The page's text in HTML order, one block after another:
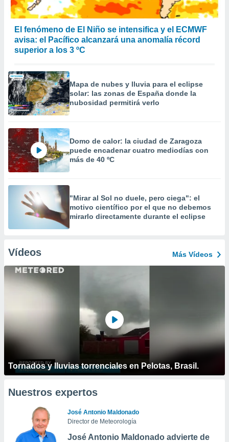
El fenómeno de El Niño se intensifica y el ECMWF
avisa: el Pacífico alcanzará una anomalía récord
superior a los 3 ºC
Mapa de nubes y lluvia para el eclipse
solar: las zonas de España donde la
nubosidad permitirá verlo
Domo de calor: la ciudad de Zaragoza
puede encadenar cuatro mediodías con
más de 40 ºC
"Mirar al Sol no duele, pero ciega": el
motivo científico por el que no debemos
mirarlo directamente durante el eclipse
Vídeos Más Vídeos
Tornados y lluvias torrenciales en Pelotas, Brasil.
Nuestros expertos
José Antonio Maldonado
Director de Meteorología
José Antonio Maldonado advierte de